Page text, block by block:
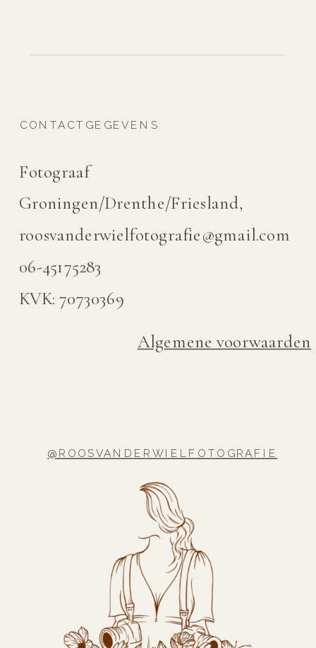
Fotograaf
Groningen/Drenthe/Friesland,
roosvanderwielfotografie@gmail.com
06-45175283
KVK: 70730369
CONTACTGEGEVENS:
Algemene voorwaarden
@ROOSVANDERWIELFOTOGRAFIE